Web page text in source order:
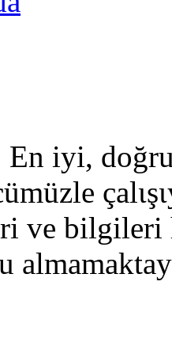
En iyi,
ve bilgileri